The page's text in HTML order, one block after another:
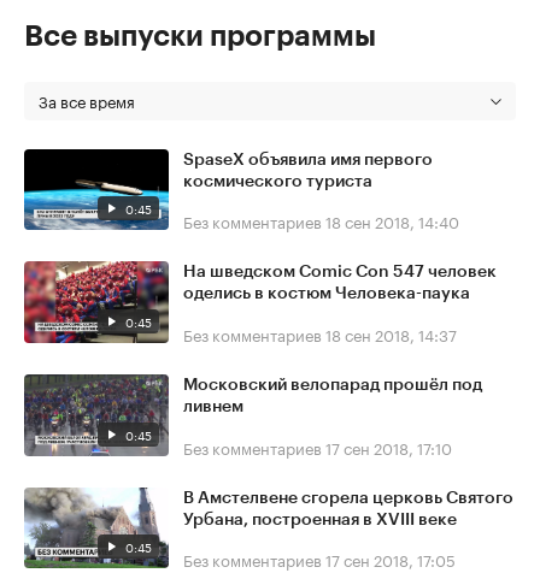
Все выпуски программы
За все время
0:45
SpaseX объявила имя первого
космического туриста
Без комментариев 18 сен 2018, 14:40
0:45
На шведском Comic Con 547 человек
оделись в костюм Человека-паука
Без комментариев 18 сен 2018, 14:37
0:45
Московский велопарад прошёл под
ливнем
Без комментариев 17 сен 2018, 17:10
0:45
В Амстелвене сгорела церковь Святого
Урбана, построенная в XVIII веке
Без комментариев 17 сен 2018, 17:05